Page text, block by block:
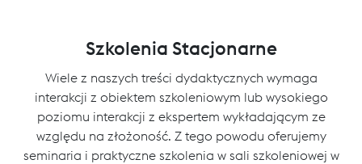
Szkolenia Stacjonarne
Wiele z naszych treści dydaktycznych wymaga
interakcji z obiektem szkoleniowym lub wysokiego
poziomu interakcji z ekspertem wykładającym ze
względu na złożoność. Z tego powodu oferujemy
seminaria i praktyczne szkolenia w sali szkoleniowej w